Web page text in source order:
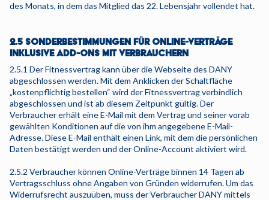
des Monats, in dem das Mitglied das 22. Lebensjahr vollendet hat.
2.5 SONDERBESTIMMUNGEN FÜR ONLINE-VERTRÄGE
INKLUSIVE ADD-ONS MIT VERBRAUCHERN
2.5.1 Der Fitnessvertrag kann über die Webseite des DANY
abgeschlossen werden. Mit dem Anklicken der Schaltfläche
„kostenpflichtig bestellen“ wird der Fitnessvertrag verbindlich
abgeschlossen und ist ab diesem Zeitpunkt gültig. Der
Verbraucher erhält eine E-Mail mit dem Vertrag und seiner vorab
gewählten Konditionen auf die von ihm angegebene E-Mail-
Adresse. Diese E-Mail enthält einen Link, mit dem die persönlichen
Daten bestätigt werden und der Online-Account aktiviert wird.
2.5.2 Verbraucher können Online-Verträge binnen 14 Tagen ab
Vertragsschluss ohne Angaben von Gründen widerrufen. Um das
Widerrufsrecht auszuüben, muss der Verbraucher DANY mittels